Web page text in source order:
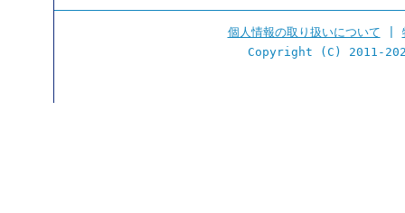
個人情報の取り扱いについて
Copyright (C) 2011-